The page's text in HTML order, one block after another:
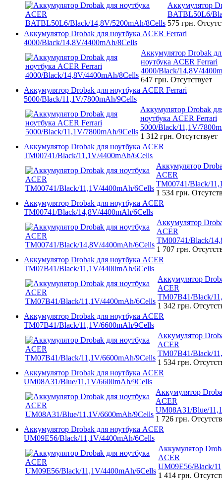
Аккумулятор
BATBL50L6/
575 грн.
Аккумулятор Drobak для ноутбука ACER Ferrari
4000/Black/14,8V/4400mAh/8Cells
Аккумулятор Drobak
ноутбука ACER Ferrari
4000/Black/14,8V/
647 грн. Отсутствует
Аккумулятор Drobak для ноутбука ACER Ferrari
5000/Black/11,1V/7800mAh/9Cells
Аккумулятор Drobak
ноутбука ACER Ferrari
5000/Black/11,1V/
1 312 грн. Отсутствует
Аккумулятор Drobak для ноутбука ACER
TM00741/Black/11,1V/4400mAh/6Cells
Аккумулятор
ACER
TM00741/Black/
1 534 грн.
Аккумулятор Drobak для ноутбука ACER
TM00741/Black/14,8V/4400mAh/6Cells
Аккумулятор
ACER
TM00741/Black/
1 707 грн.
Аккумулятор Drobak для ноутбука ACER
TM07B41/Black/11,1V/4400mAh/6Cells
Аккумулятор
ACER
TM07B41/Black/
1 342 грн.
Аккумулятор Drobak для ноутбука ACER
TM07B41/Black/11,1V/6600mAh/9Cells
Аккумулятор
ACER
TM07B41/Black/
1 534 грн.
Аккумулятор Drobak для ноутбука ACER
UM08A31/Blue/11,1V/6600mAh/9Cells
Аккумулятор
ACER
UM08A31/Blue/
1 726 грн.
Аккумулятор Drobak для ноутбука ACER
UM09E56/Black/11,1V/4400mAh/6Cells
Аккумулятор
ACER
UM09E56/Black/
1 414 грн.